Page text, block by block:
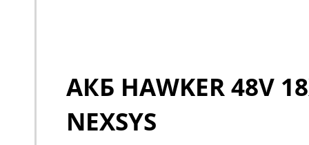
АКБ HAWKER 48V
NEXSYS